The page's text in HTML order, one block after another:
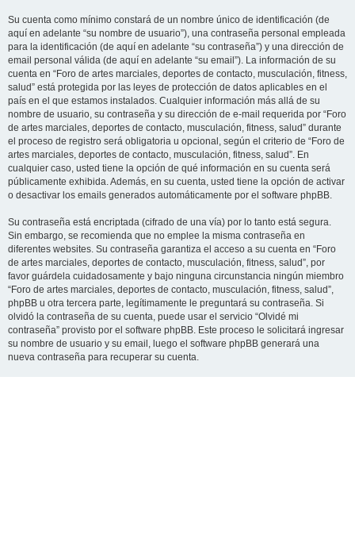
Su cuenta como mínimo constará de un nombre único de identificación (de
aquí en adelante “su nombre de usuario”), una contraseña personal empleada
para la identificación (de aquí en adelante “su contraseña”) y una dirección de
email personal válida (de aquí en adelante “su email”). La información de su
cuenta en “Foro de artes marciales, deportes de contacto, musculación, fitness,
salud” está protegida por las leyes de protección de datos aplicables en el
país en el que estamos instalados. Cualquier información más allá de su
nombre de usuario, su contraseña y su dirección de e-mail requerida por “Foro
de artes marciales, deportes de contacto, musculación, fitness, salud” durante
el proceso de registro será obligatoria u opcional, según el criterio de “Foro de
artes marciales, deportes de contacto, musculación, fitness, salud”. En
cualquier caso, usted tiene la opción de qué información en su cuenta será
públicamente exhibida. Además, en su cuenta, usted tiene la opción de activar
o desactivar los emails generados automáticamente por el software phpBB.
Su contraseña está encriptada (cifrado de una vía) por lo tanto está segura.
Sin embargo, se recomienda que no emplee la misma contraseña en
diferentes websites. Su contraseña garantiza el acceso a su cuenta en “Foro
de artes marciales, deportes de contacto, musculación, fitness, salud”, por
favor guárdela cuidadosamente y bajo ninguna circunstancia ningún miembro
“Foro de artes marciales, deportes de contacto, musculación, fitness, salud”,
phpBB u otra tercera parte, legítimamente le preguntará su contraseña. Si
olvidó la contraseña de su cuenta, puede usar el servicio “Olvidé mi
contraseña” provisto por el software phpBB. Este proceso le solicitará ingresar
su nombre de usuario y su email, luego el software phpBB generará una
nueva contraseña para recuperar su cuenta.